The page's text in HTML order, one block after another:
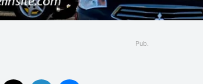
Pub.
Facebook Linkedin